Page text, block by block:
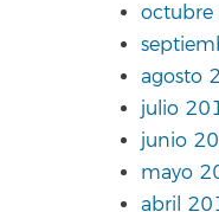
agosto
julio
junio
mayo
abril